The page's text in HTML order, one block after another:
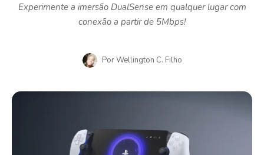
Experimente a imersão DualSense em qualquer lugar com
conexão a partir de 5Mbps!
PorWellington C. Filho